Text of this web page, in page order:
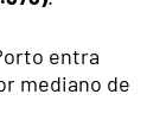
entra
mediano de